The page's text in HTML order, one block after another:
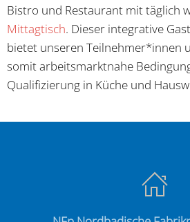
Bistro und Restaurant mit täglich
Mittagtisch. Dieser integrative
bietet unseren Teilnehmer*innen
somit arbeitsmarktnahe
Qualifizierung in Küche und